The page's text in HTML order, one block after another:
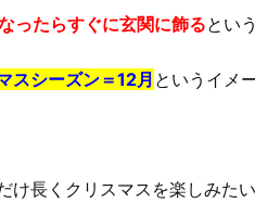
ったらすぐに玄関に飾るとい
スシーズン＝12月 というイメ
け長くクリスマスを楽しみた